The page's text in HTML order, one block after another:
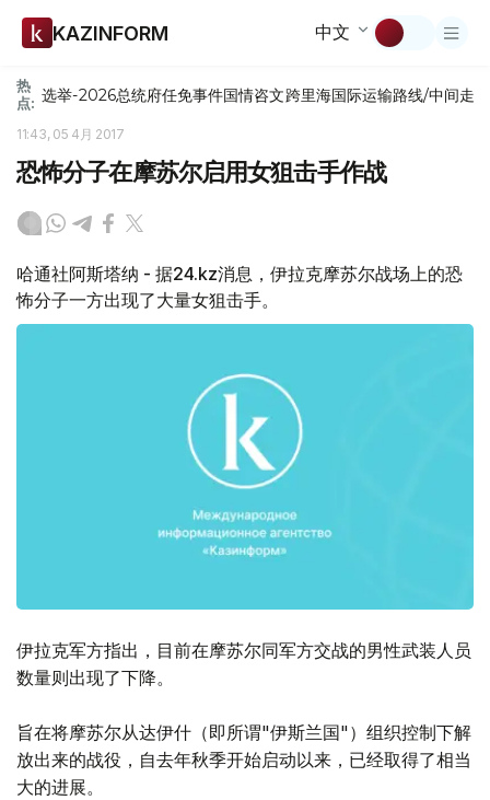
KAZINFORM 中文
热
点: 选举-2026总统府任免事件国情咨文跨里海国际运输路线/中间走廊
11:43, 05 4月 2017
恐怖分子在摩苏尔启用女狙击手作战
哈通社阿斯塔纳 - 据24.kz消息，伊拉克摩苏尔战场上的恐
怖分子一方出现了大量女狙击手。
伊拉克军方指出，目前在摩苏尔同军方交战的男性武装人员
数量则出现了下降。
旨在将摩苏尔从达伊什（即所谓"伊斯兰国"）组织控制下解
放出来的战役，自去年秋季开始启动以来，已经取得了相当
大的进展。